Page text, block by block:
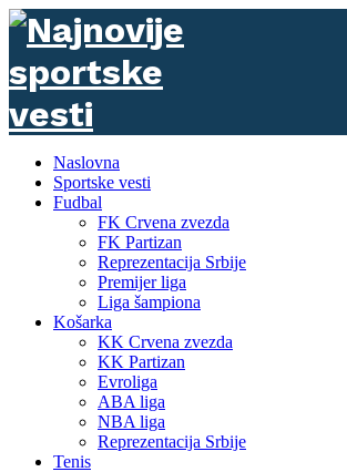
Naslovna
Sportske vesti
Fudbal
FK Crvena zvezda
FK Partizan
Reprezentacija Srbije
Premijer liga
Liga šampiona
Košarka
KK Crvena zvezda
KK Partizan
Evroliga
ABA liga
NBA liga
Reprezentacija Srbije
Tenis